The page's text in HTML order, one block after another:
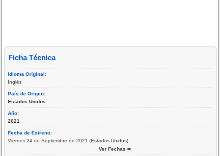
Ficha Técnica
Idioma Original:
Inglés
País de Origen:
Estados Unidos
Año:
2021
Fecha de Estreno:
Viernes 24 de Septiembre de 2021 (Estados Unidos)
Ver Fechas ➨